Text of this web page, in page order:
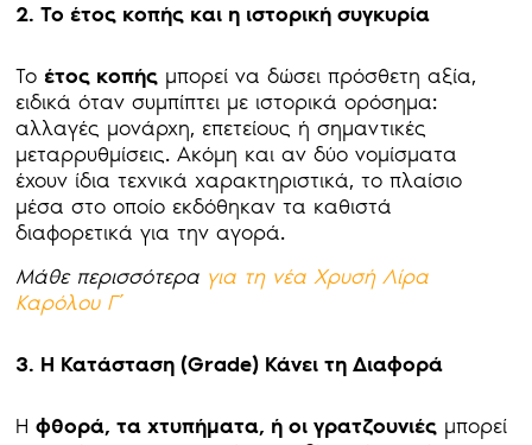
2. Το έτος κοπής και η ιστορική συγκυρία
Τοέτος κοπής μπορεί να δώσει πρόσθετη αξία,
ειδικά όταν συμπίπτει με ιστορικά ορόσημα:
αλλαγές μονάρχη, επετείους ή σημαντικές
μεταρρυθμίσεις. Ακόμη και αν δύο νομίσματα
έχουν ίδια τεχνικά χαρακτηριστικά, το πλαίσιο
μέσα στο οποίο εκδόθηκαν τα καθιστά
διαφορετικά για την αγορά.
Μάθε περισσότερα για τη νέα Χρυσή Λίρα
Καρόλου Γ΄
3. Η Κατάσταση (Grade) Κάνει τη Διαφορά
Ηφθορά, τα χτυπήματα, ή οι γρατζουνιές μπορεί